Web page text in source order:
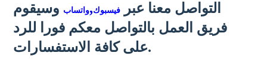
التواصل معنا عبر
فيسبوك,واتساب وسيقوم
فريق العمل بالتواصل معكم فورا للرد
على كافة الاستفسارات.